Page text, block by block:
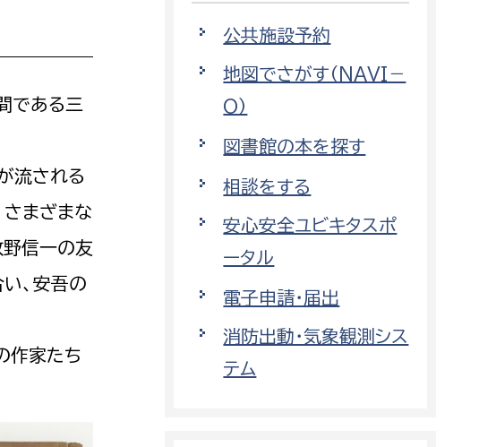
働きたい
小田原のことを知りたい
イベント・講座などに参加したい
まちづくりに関わりたい
合管理事務所
環境部
環境政策課
ゼロカーボン推進課
環境保護課
都市政策課
である三
流される
さまざまな
野信一の友
、安吾の
作家たち
公共施設予約
地図でさがす（NAVI－
O）
図書館の本を探す
相談をする
安心安全ユビキタスポ
ータル
電子申請・届出
消防出動・気象観測シス
テム